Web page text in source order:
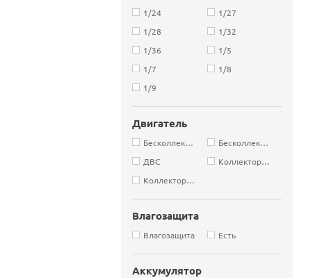
1/24
1/27
1/28
1/32
1/36
1/5
1/7
1/8
1/9
Двигатель
Бесколлекторные
Бесколлекторный
ДВС
Коллекторные
Коллекторный
Влагозащита
Влагозащита Есть
Аккумулятор